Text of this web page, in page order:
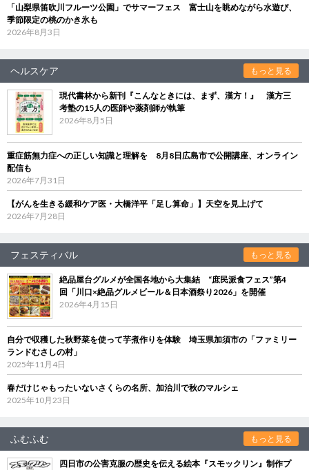
「山梨県笛吹川フルーツ公園」でサマーフェス 富士山を眺めながら水遊び、
季節限定の桃のかき氷も
2026年8月3日
ヘルスケア もっと見る
現代書林から新刊『こんなときには、まず、漢方！』 漢方三
考塾の15人の医師や薬剤師が執筆
2026年8月5日
重症筋無力症への正しい知識と理解を 8月8日広島市で公開講座、オンライン
配信も
2026年7月31日
【がんを生きる緩和ケア医・大橋洋平「足し算命」】天空を見上げて
2026年7月28日
フェスティバル もっと見る
絶品屋台グルメが全国各地から大集結 “庶民派食フェス”第4
回「川口×絶品グルメビール＆日本酒祭り2026」を開催
2026年4月15日
自分で収穫した秋野菜を使って芋煮作りを体験 埼玉県加須市の「ファミリー
ランドむさしの村」
2025年11月4日
春だけじゃもったいないさくらの名所、加治川で秋のマルシェ
2025年10月23日
ふむふむ もっと見る
四日市の公害克服の歴史を伝える絵本『スモックリン』制作プ